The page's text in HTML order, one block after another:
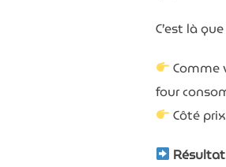
C’est là
Comme
four
Côté